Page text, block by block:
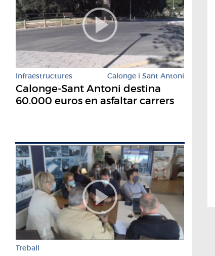
Infraestructures Calonge i Sant Antoni
Calonge-Sant Antoni destina
60.000 euros en asfaltar carrers
Treball